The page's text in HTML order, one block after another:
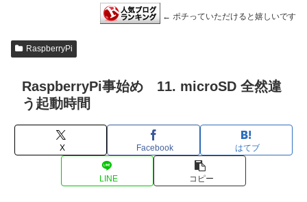
← ポチっていただけると嬉しいです
RaspberryPi
RaspberryPi事始め 11. microSD 全然違
う起動時間
X Facebook はてブ
LINE コピー